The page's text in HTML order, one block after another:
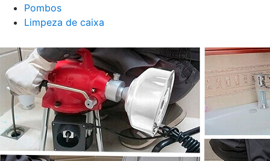
Pombos
Limpeza de caixa